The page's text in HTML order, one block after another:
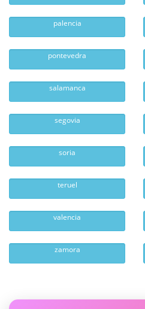
palencia
pontevedra
salamanca
segovia
soria
teruel
valencia
zamora